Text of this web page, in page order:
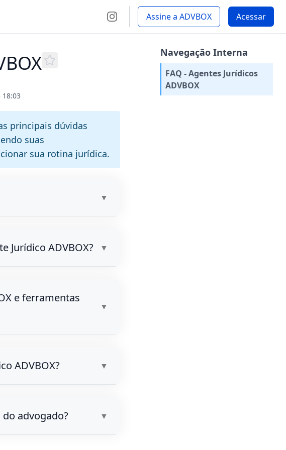
Assine a ADVBOX Acessar
18:03
principais dúvidas
suas
sua rotina jurídica.
Jurídico ADVBOX?
e ferramentas
ADVBOX?
advogado?
Navegação Interna
FAQ - Agentes Jurídicos
ADVBOX